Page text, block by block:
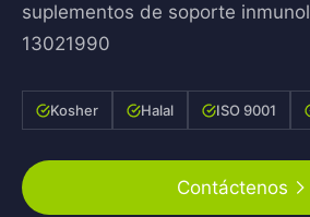
suplementos de soporte
13021990
Kosher Halal ISO 9001
Contáctenos